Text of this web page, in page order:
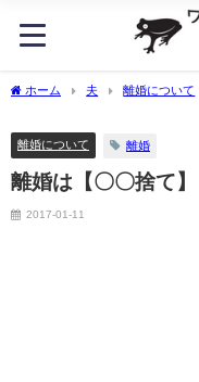
ホーム 夫 離婚について
離婚について 離婚
離婚は【〇〇捨て】
2017-01-11